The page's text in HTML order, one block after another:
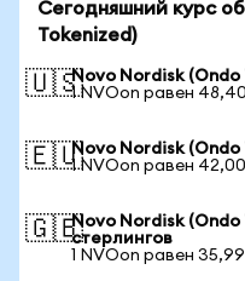
Сегодняшний курс
Tokenized)
🇺🇸Novo Nordisk
1 NVOon равен
🇪🇺Novo Nordisk (Ondo
1 NVOon равен
🇬🇧Novo Nordisk (Ondo
стерлингов
1 NVOon равен